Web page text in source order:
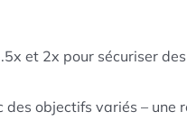
et 2x pour sécuriser
objectifs variés – une